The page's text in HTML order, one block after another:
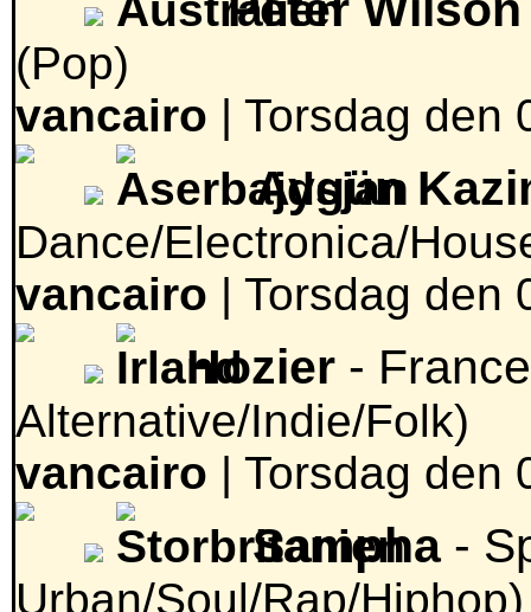
(Pop)
vancairo | Torsdag den
Aygün
Dance/Electronica/
vancairo | Torsdag den
Hozier -
Alternative/Indie/Folk)
vancairo | Torsdag den
Sampha -
Urban/Soul/Rap/Hiphop)